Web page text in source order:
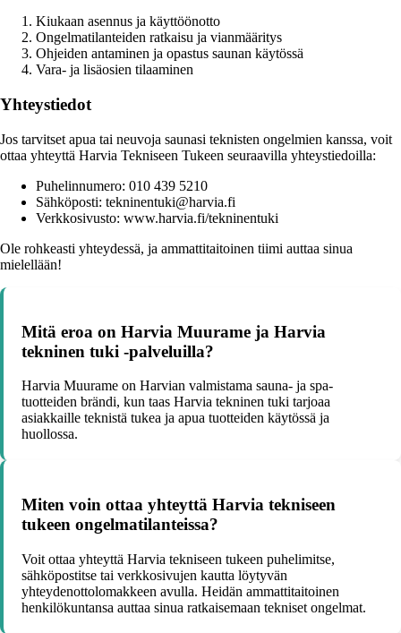
Kiukaan asennus ja käyttöönotto
Ongelmatilanteiden ratkaisu ja vianmääritys
Ohjeiden antaminen ja opastus saunan käytössä
Vara- ja lisäosien tilaaminen
Yhteystiedot
Jos tarvitset apua tai neuvoja saunasi teknisten ongelmien kanssa, voit
ottaa yhteyttä Harvia Tekniseen Tukeen seuraavilla yhteystiedoilla:
Puhelinnumero: 010 439 5210
Sähköposti: tekninentuki@harvia.fi
Verkkosivusto: www.harvia.fi/tekninentuki
Ole rohkeasti yhteydessä, ja ammattitaitoinen tiimi auttaa sinua
mielellään!
Mitä eroa on Harvia Muurame ja Harvia
tekninen tuki -palveluilla?
Harvia Muurame on Harvian valmistama sauna- ja spa-
tuotteiden brändi, kun taas Harvia tekninen tuki tarjoaa
asiakkaille teknistä tukea ja apua tuotteiden käytössä ja
huollossa.
Miten voin ottaa yhteyttä Harvia tekniseen
tukeen ongelmatilanteissa?
Voit ottaa yhteyttä Harvia tekniseen tukeen puhelimitse,
sähköpostitse tai verkkosivujen kautta löytyvän
yhteydenottolomakkeen avulla. Heidän ammattitaitoinen
henkilökuntansa auttaa sinua ratkaisemaan tekniset ongelmat.